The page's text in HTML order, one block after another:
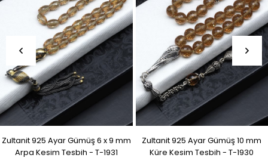
Zultanit 925 Ayar Gümüş 6 x 9 mm
Arpa Kesim Tesbih - T-1931
Zultanit 925 Ayar Gümüş 10 mm
Küre Kesim Tesbih - T-1930